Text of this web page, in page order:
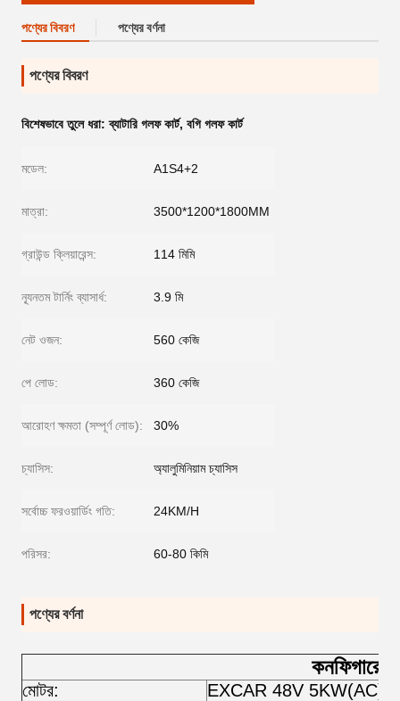
পণ্যের বিবরণ পণ্যের বর্ণনা
পণ্যের বিবরণ
বিশেষভাবে তুলে ধরা:ব্যাটারি গলফ কার্ট, বগি গলফ কার্ট
মডেল: A1S4+2
মাত্রা: 3500*1200*1800MM
গ্রাউন্ড ক্লিয়ারেন্স: 114 মিমি
ন্যূনতম টার্নিং ব্যাসার্ধ: 3.9 মি
নেট ওজন: 560 কেজি
পে লোড: 360 কেজি
আরোহণ ক্ষমতা (সম্পূর্ণ লোড): 30%
চ্যাসিস: অ্যালুমিনিয়াম চ্যাসিস
সর্বোচ্চ ফরওয়ার্ডিং গতি: 24KM/H
পরিসর: 60-80 কিমি
পণ্যের বর্ণনা
মোটর:
EXCAR 48V 5KW(AC)